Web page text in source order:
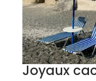
Joyaux